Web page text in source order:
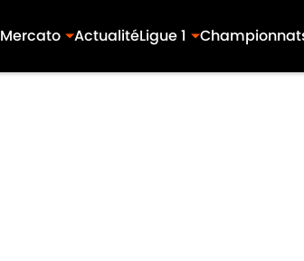
Mercato ActualitéLigue 1